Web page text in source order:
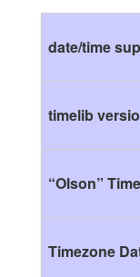
date/time
timelib
“Olson”
Timezone